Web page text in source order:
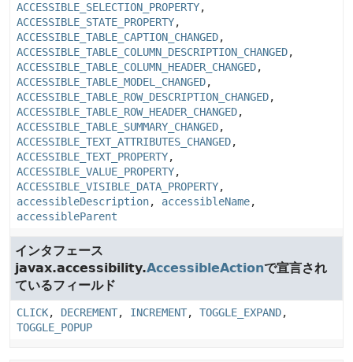
ACCESSIBLE_SELECTION_PROPERTY,
ACCESSIBLE_STATE_PROPERTY,
ACCESSIBLE_TABLE_CAPTION_CHANGED,
ACCESSIBLE_TABLE_COLUMN_DESCRIPTION_CHANGED,
ACCESSIBLE_TABLE_COLUMN_HEADER_CHANGED,
ACCESSIBLE_TABLE_MODEL_CHANGED,
ACCESSIBLE_TABLE_ROW_DESCRIPTION_CHANGED,
ACCESSIBLE_TABLE_ROW_HEADER_CHANGED,
ACCESSIBLE_TABLE_SUMMARY_CHANGED,
ACCESSIBLE_TEXT_ATTRIBUTES_CHANGED,
ACCESSIBLE_TEXT_PROPERTY,
ACCESSIBLE_VALUE_PROPERTY,
ACCESSIBLE_VISIBLE_DATA_PROPERTY,
accessibleDescription, accessibleName,
accessibleParent
インタフェース
javax.accessibility.AccessibleActionで宣言され
ているフィールド
CLICK, DECREMENT, INCREMENT, TOGGLE_EXPAND,
TOGGLE_POPUP